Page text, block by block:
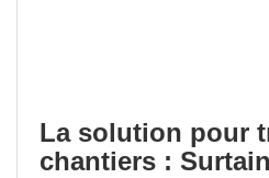
La solution pour
chantiers :